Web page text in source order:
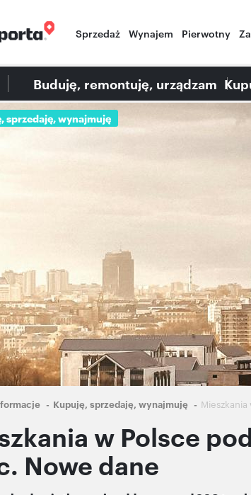
Sprzedaż Wynajem Pierwotny
Buduję, remontuję, urządzam
sprzedaję, wynajmuję
Kupuję, sprzedaję, wynajmuję
w Polsce
Nowe dane